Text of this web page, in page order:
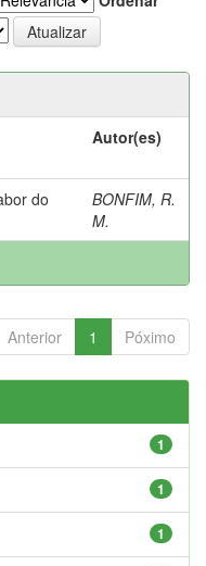
Autor(es)
do
BONFIM, R.
M.
Anterior 1 Póximo
1
1
1